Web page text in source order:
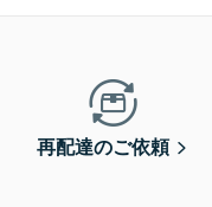
再配達のご依頼